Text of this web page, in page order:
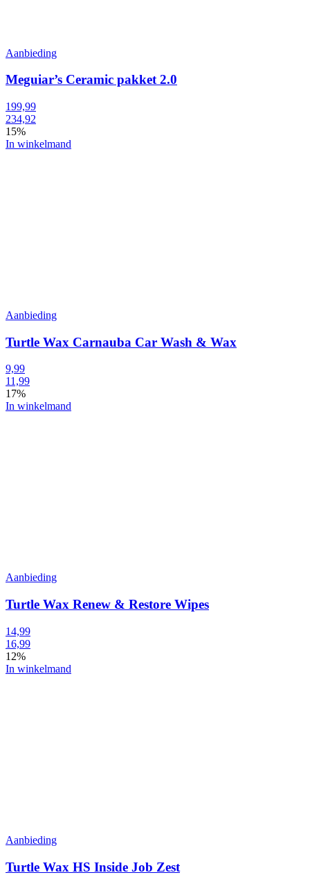
Aanbieding
Meguiar’s Ceramic pakket 2.0
199,99
234,92
15%
In winkelmand
Aanbieding
Turtle Wax Carnauba Car Wash & Wax
9,99
11,99
17%
In winkelmand
Aanbieding
Turtle Wax Renew & Restore Wipes
14,99
16,99
12%
In winkelmand
Aanbieding
Turtle Wax HS Inside Job Zest